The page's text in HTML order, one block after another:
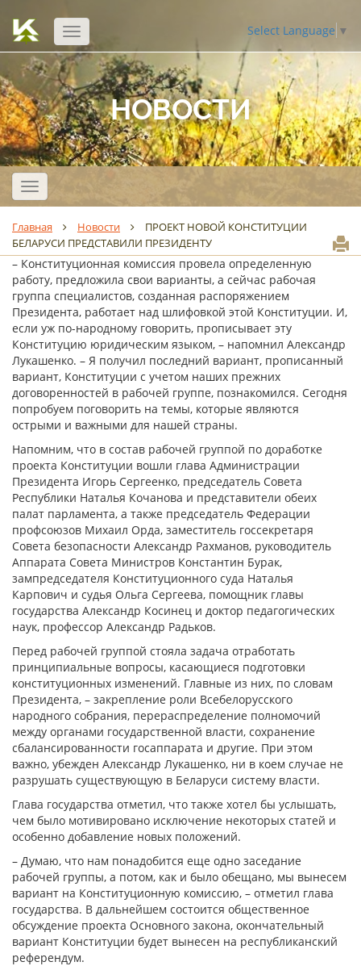
Открыть
навигацию
Select Language ▼
НОВОСТИ
Открыть
навигацию
Главная Новости
ПРОЕКТ НОВОЙ КОНСТИТУЦИИ
БЕЛАРУСИ ПРЕДСТАВИЛИ ПРЕЗИДЕНТУ
– Конституционная комиссия провела определенную
работу, предложила свои варианты, а сейчас рабочая
группа специалистов, созданная распоряжением
Президента, работает над шлифовкой этой Конституции. И,
если уж по-народному говорить, прописывает эту
Конституцию юридическим языком, – напомнил Александр
Лукашенко. – Я получил последний вариант, прописанный
вариант, Конституции с учетом наших прежних
договоренностей в рабочей группе, познакомился. Сегодня
попробуем поговорить на темы, которые являются
острыми и важными для нашей страны.
Напомним, что в состав рабочей группой по доработке
проекта Конституции вошли глава Администрации
Президента Игорь Сергеенко, председатель Совета
Республики Наталья Кочанова и представители обеих
палат парламента, а также председатель Федерации
профсоюзов Михаил Орда, заместитель госсекретаря
Совета безопасности Александр Рахманов, руководитель
Аппарата Совета Министров Константин Бурак,
зампредседателя Конституционного суда Наталья
Карпович и судья Ольга Сергеева, помощник главы
государства Александр Косинец и доктор педагогических
наук, профессор Александр Радьков.
Перед рабочей группой стояла задача отработать
принципиальные вопросы, касающиеся подготовки
конституционных изменений. Главные из них, по словам
Президента, – закрепление роли Всебелорусского
народного собрания, перераспределение полномочий
между органами государственной власти, сохранение
сбалансированности госаппарата и другие. При этом
важно, убежден Александр Лукашенко, ни в коем случае не
разрушать существующую в Беларуси систему власти.
Глава государства отметил, что также хотел бы услышать,
чем было мотивировано исключение некоторых статей и
особенно добавление новых положений.
– Думаю, что нам понадобится еще одно заседание
рабочей группы, а потом, как и было обещано, мы вынесем
вариант на Конституционную комиссию, – отметил глава
государства. В дальнейшем состоится общественное
обсуждение проекта Основного закона, окончательный
вариант Конституции будет вынесен на республиканский
референдум.